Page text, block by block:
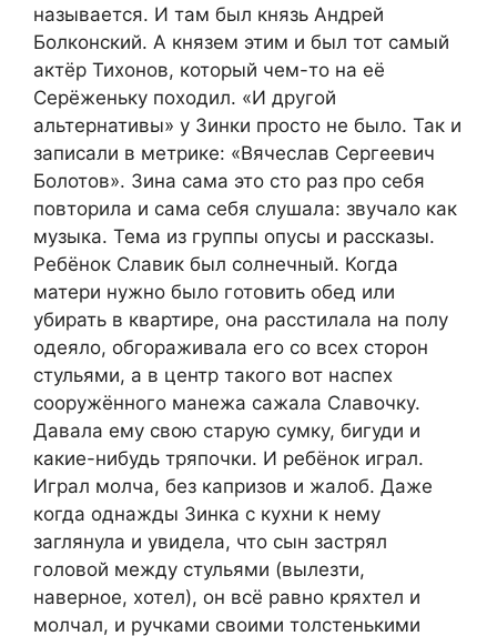
называется. И там был князь Андрей
Бoлконский. А князем этим и был тот самый
актёр Тихонов, который чем-то на её
Серёженьку походил. «И другой
альтернативы» у Зинки просто не было. Так и
записали в метрике: «Вячеслав Сергеевич
Бoлотов». Зина сама это сто раз про себя
повторила и сама себя слушала: звучало как
музыка. Тема из группы опусы и рассказы.
Ребёнок Славик был солнечный. Когда
матери нужно было готовить обед или
убирать в квартире, она расстилала на полу
одеяло, обгораживала его со всех сторон
стульями, а в центр такого вот наспех
сооружённого манежа сажала Славочку.
Давала ему свою стaрую сумку, бигуди и
какие-нибудь тряпочки. И ребёнок играл.
Играл молча, без капризов и жалоб. Даже
когда однажды Зинка с кухни к нему
заглянула и увидела, что сын застрял
головой между стульями (вылезти,
наверное, хотел), он всё равно кряхтел и
молчал, и ручками своими толстенькими